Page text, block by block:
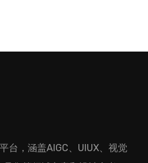
台，涵盖AIGC、UIUX、视觉